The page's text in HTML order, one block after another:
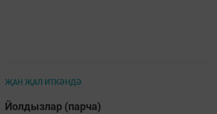
ҖАН ҖАЛ ИТКӘНДӘ
Йолдызлар (парча)